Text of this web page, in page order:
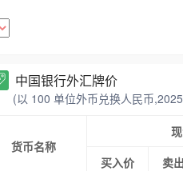
中国银行外汇牌价
(以 100 单位外币兑换人民币
货币名称
买入价
卖